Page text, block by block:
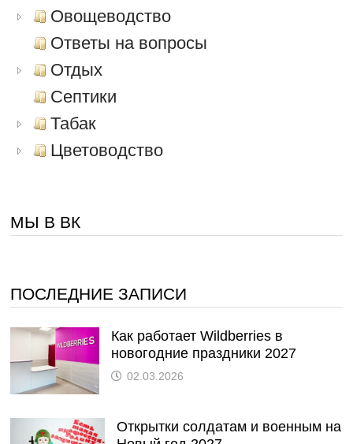
Овощеводство
Ответы на вопросы
Отдых
Септики
Табак
Цветоводство
МЫ В ВК
ПОСЛЕДНИЕ ЗАПИСИ
Как работает Wildberries в
новогодние праздники 2027
02.03.2026
Открытки солдатам и военным на